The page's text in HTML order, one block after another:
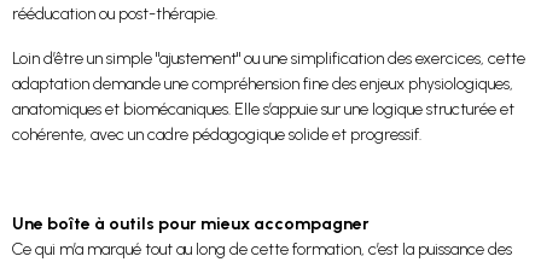
rééducation ou post-thérapie.
Loin d’être un simple "ajustement" ou une simplification des exercices, cette
adaptation demande une compréhension fine des enjeux physiologiques,
anatomiques et biomécaniques. Elle s’appuie sur une logique structurée et
cohérente, avec un cadre pédagogique solide et progressif.
Une boîte à outils pour mieux accompagner
Ce qui m’a marqué tout au long de cette formation, c’est la puissance des